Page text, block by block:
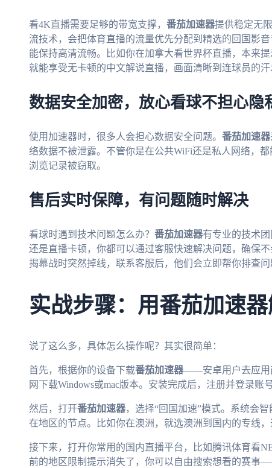
看4K直播需要足够的带宽支撑， 番茄加速器提供稳定无
流技术，会把体育直播的流量优先分配到精选的回国影
能保持高清流畅。比如你在加拿大看世界杯直播，本来
就能享受无卡顿的中文解说直播，画面清晰到连球员的汗
数据安全加密，放心看球不担心隐
使用加速器时，很多人会担心数据安全问题。 番茄加速器
络数据不被泄露。不管你是在公共WiFi还是私人网络，
浏览记录被窃取。
售后实时保障，有问题随时解决
看球时遇到技术问题怎么办？ 番茄加速器有专业的技术团
还是直播卡顿，你都可以通过客服快速解决问题，确保
揭幕战时突然掉线，联系客服后，他们会立即帮你排查
实战步骤：用番茄加速
说了这么多，具体怎么操作呢？其实很简单：
首先，根据你的设备下载番茄加速器——安卓用户去应用
网下载Windows或mac版本。安装完成后，注册并登录账号
然后，打开番茄加速器，选择“回国加速”模式。系统会
在地区的节点。比如你在澳洲，就选澳洲到国内的专线，
接下来，打开你常用的国内直播平台，比如腾讯体育看
前的地区限制提示消失了，你可以自由搜索想看的赛事